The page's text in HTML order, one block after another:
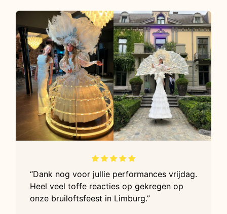
“Dank nog voor jullie performances vrijdag.
Heel veel toffe reacties op gekregen op
onze bruiloftsfeest in Limburg.”